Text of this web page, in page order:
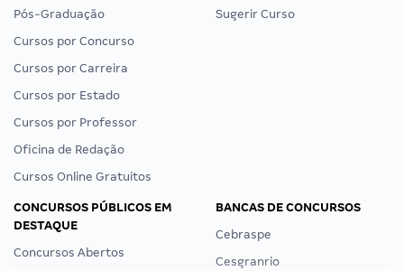
Pós-Graduação
Cursos por Concurso
Cursos por Carreira
Cursos por Estado
Cursos por Professor
Oficina de Redação
Cursos Online Gratuitos
Sugerir Curso
CONCURSOS PÚBLICOS EM
DESTAQUE
Concursos Abertos
BANCAS DE CONCURSOS
Cebraspe
Cesgranrio